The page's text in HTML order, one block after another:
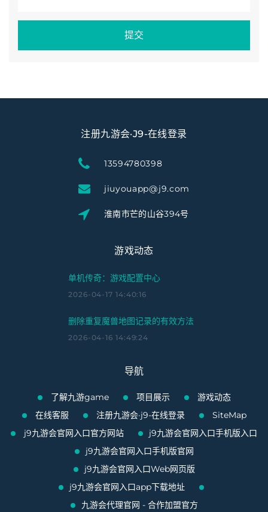
提交
注册九游会·J9-在线登录
13594780398
jiuyouapp@j9.com
淮南市芒的山谷394号
游戏动态
单机传奇：游戏配置中心
2026-04-17 14:40:16
删除重复魔兽地图记录的有效方法
2026-04-16 14:49:24
导航
了解九游game 项目展示
游戏动态
在线客服
注册九游会·j9-在线登录
SiteMap
j9九游会官网入口官方网站
j9九游会官网入口手机版入口
j9九游会官网入口手机版官网
j9九游会官网入口Web网页版
j9九游会官网入口app下载地址
九游会代理官网 - 合作加盟官方